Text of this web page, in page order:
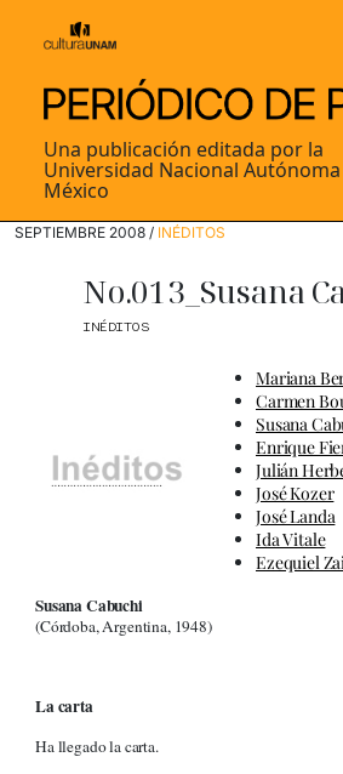
Una publicación editada por la
Universidad Nacional
México
SEPTIEMBRE 2008 / INÉDITOS
No.013_Susana
INÉDITOS
Mariana
Carmen
Susana
Enrique
Julián
José Kozer
José Landa
Ida Vitale
Ezequiel
Susana Cabuchi
(Córdoba, Argentina, 1948)
La carta
Ha llegado la carta.